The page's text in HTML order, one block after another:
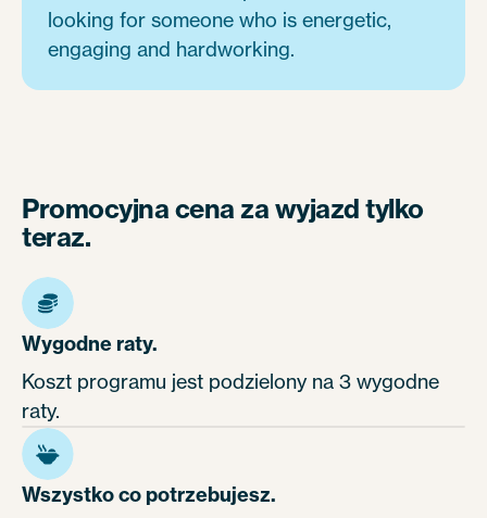
looking for someone who is energetic,
engaging and hardworking.
Promocyjna cena za wyjazd tylko
teraz.
Wygodne raty.
Koszt programu jest podzielony na 3 wygodne
raty.
Wszystko co potrzebujesz.